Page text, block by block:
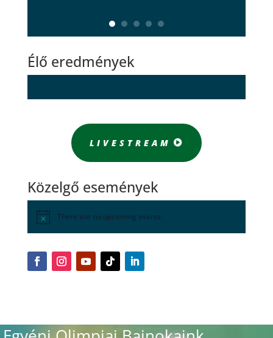
Élő eredmények
LIVESTREAM
Közelgő események
There are no upcoming events.